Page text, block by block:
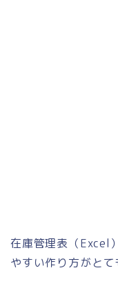
在庫管理表（Excel
やすい作り方がとて